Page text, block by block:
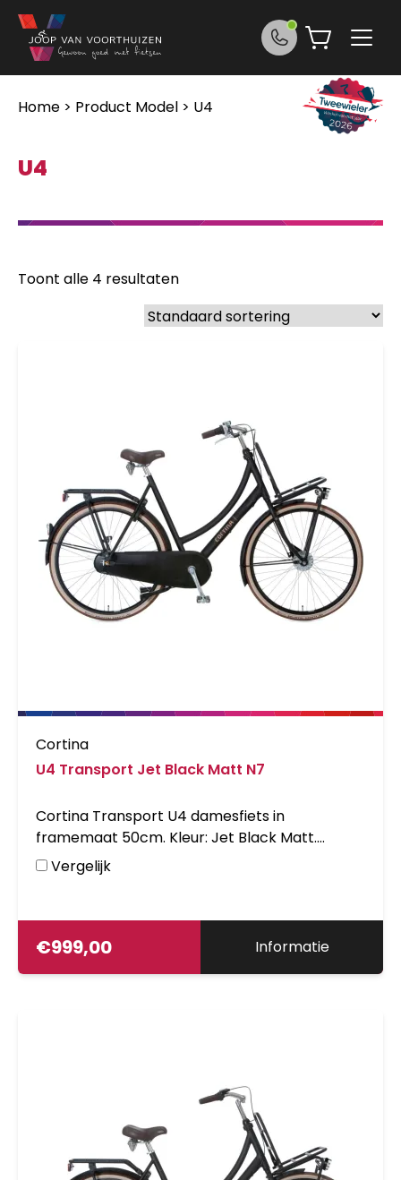
Ga naar de inhoud
Home > Product Model > U4
U4
Toont alle 4 resultaten
Cortina
U4 Transport Jet Black Matt N7
Cortina Transport U4 damesfiets in
framemaat 50cm. Kleur: Jet Black Matt.
Uitgerust met achter een Shimano Nexus 7-
traps versnellingsnaaf met rollerbrake en
rollerbrake. Opvallende details: aluminium
frame, stuurslot, voordrager. Kleurnummer:
Vergelijk
€999,00 Informatie